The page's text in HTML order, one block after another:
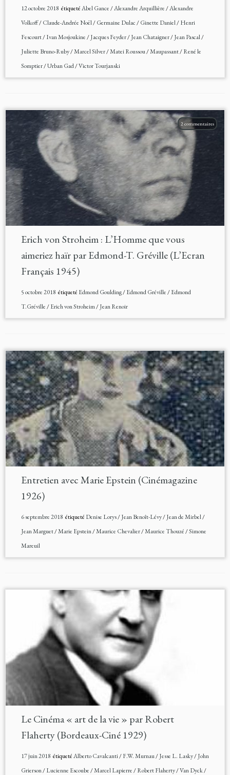
12 octobre 2018 étiquetéAbel Gance/Alexandre Arquillière/Alexandre
Volkoff/Claude-Andrée Noël/Germaine Dulac/Ginette Daniel/Henri
Fescourt/Ivan Mosjoukine/Jacques Feyder/Jean Chataigner/Jean Pascal/
Juliette Bruno-Ruby/Marcel Silver/Matei Roussou/Maupassant/René le
Somptier/Urban Gad/Victor Tourjanski
2 commentaires
Erich von Stroheim : L’Homme que vous
aimeriez haïr par Edmond-T. Gréville (L’Ecran
Français 1945)
5 octobre 2018 étiqueté Edmond Goulding/Edmond Gréville/Edmond
T.Gréville/Erich von Stroheim/Jean Renoir
Entretien avec Marie Epstein (Cinémagazine
1926)
6 septembre 2018 étiqueté Denise Lorys/Jean Benoît-Lévy/Jean de Mirbel/
Jean Marguet/Marie Epstein/Maurice Chevalier/Maurice Thouzé/Simone
Mareuil
Le Cinéma « art de la vie » par Robert
Flaherty (Bordeaux-Ciné 1929)
17 juin 2018 étiquetéAlberto Cavalcanti/F.W. Murnau/Jesse L. Lasky/John
Grierson/Lucienne Escoube/Marcel Lapierre/Robert Flaherty/Van Dyck/